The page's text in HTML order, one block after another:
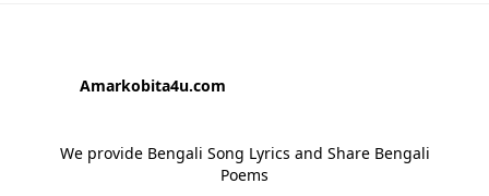
Amarkobita4u.com
We provide Bengali Song Lyrics and Share Bengali
Poems